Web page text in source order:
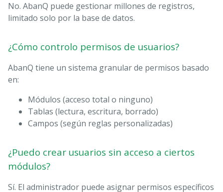
No. AbanQ puede gestionar millones de registros,
limitado solo por la base de datos.
¿Cómo controlo permisos de usuarios?
AbanQ tiene un sistema granular de permisos basado
en:
Módulos (acceso total o ninguno)
Tablas (lectura, escritura, borrado)
Campos (según reglas personalizadas)
¿Puedo crear usuarios sin acceso a ciertos
módulos?
Sí. El administrador puede asignar permisos específicos